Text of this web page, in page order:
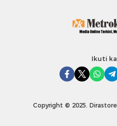
Ikuti
Copyright © 2025.